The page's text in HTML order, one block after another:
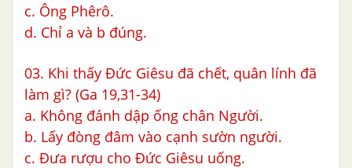
c. Ông Phêrô.
d. Chỉ a và b đúng.
03. Khi thấy Đức Giêsu đã chết, quân lính đã
làm gì? (Ga 19,31-34)
a. Không đánh dập ống chân Người.
b. Lấy đòng đâm vào cạnh sườn người.
c. Đưa rượu cho Đức Giêsu uống.